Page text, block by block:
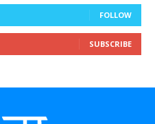
FOLLOW
SUBSCRIBE